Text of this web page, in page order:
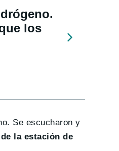
los
Se escucharon y
la estación de